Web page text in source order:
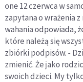
one 12 czerwca w
zapytana o wrażenia
wahania odpowiada,
które należą się
zbiórki podpisów. -
zmienić. Że jako
swoich dzieci. My